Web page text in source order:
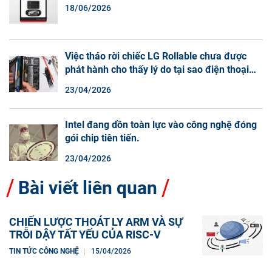
18/06/2026
Việc tháo rời chiếc LG Rollable chưa được
phát hành cho thấy lý do tại sao điện thoại
23/04/2026
Intel đang dồn toàn lực vào công nghệ đóng
gói chip tiên tiến.
23/04/2026
Bài viết liên quan
CHIẾN LƯỢC THOÁT LY ARM VÀ SỰ
TRỖI DẬY TẤT YẾU CỦA RISC-V
TIN TỨC CÔNG NGHỆ 15/04/2026